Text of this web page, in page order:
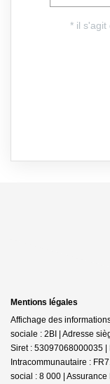
Mentions légales
Affichage des
sociale : 2BI | Adresse
Siret : 53097068000035 |
Intracommunautaire :
social : 8 000 |